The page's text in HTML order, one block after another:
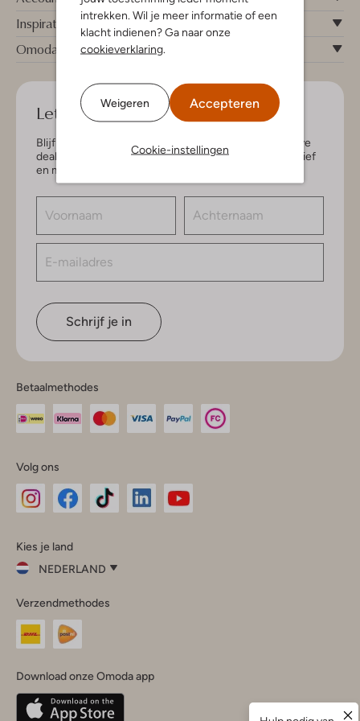
intrekken. Wil je meer informatie of een
klacht indienen? Ga naar onze
cookieverklaring.
Weigeren Accepteren
Cookie-instellingen
Inspiratie
Omoda
Let's keep in touch!
Blijf op de hoogte van de nieuwste items en exclusieve
deals, speciaal voor jou. Schrijf je in voor de nieuwsbrief
en maak kans op € 150,- shoptegoed.
Schrijf je in
Betaalmethodes
Volg ons
InstagramFacebook
Kies je land
NEDERLAND
je
land
Nederland
Belgique(Français)
Deutschland
Verzendmethodes
Download onze Omoda app